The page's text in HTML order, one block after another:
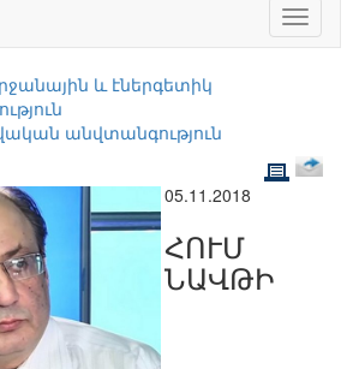
և էներգետիկ
անվտանգություն
05.11.2018
ՀՈՒՄ
ՆԱՎԹԻ